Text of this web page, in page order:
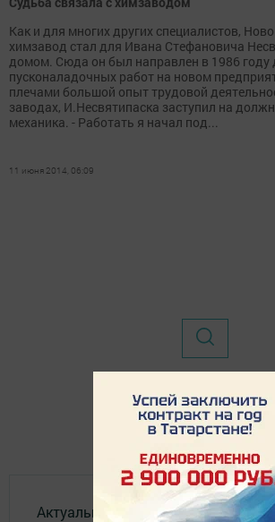
Как и для многих других специалистов,
химзавод стал для Ивана Стефановича
домом. Сюда он был направлен в 1986 году
пусконаладочных работ на новом
плечами большой опыт трудовой
заводах, И.Несвятипаска заступил на
механика. - Работать я начал под...
11 июня 2014, 06:09
Актуальное видео